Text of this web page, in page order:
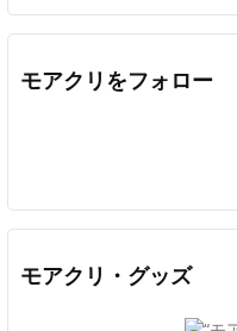
モアクリをフォロー
モアクリ・グッズ